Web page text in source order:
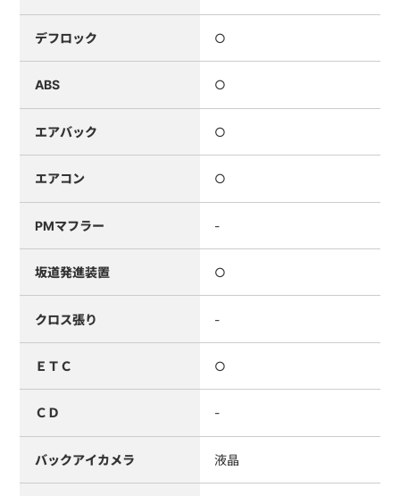
デフロック ○
ABS ○
エアバック ○
エアコン ○
PMマフラー -
坂道発進装置 ○
クロス張り -
ＥＴＣ ○
ＣＤ -
バックアイカメラ 液晶